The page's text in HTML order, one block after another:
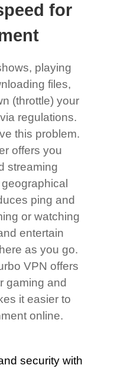
for
playing
files,
(throttle) your
regulations.
this problem.
offers you
streaming
ping and
or watching
entertain
as you go.
VPN offers
gaming and
it easier to
online.